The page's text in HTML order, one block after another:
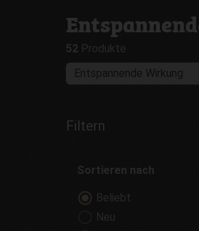
52 Produkte
Entspannende Wirkung
Filtern
Sortieren nach
Beliebt
Neu